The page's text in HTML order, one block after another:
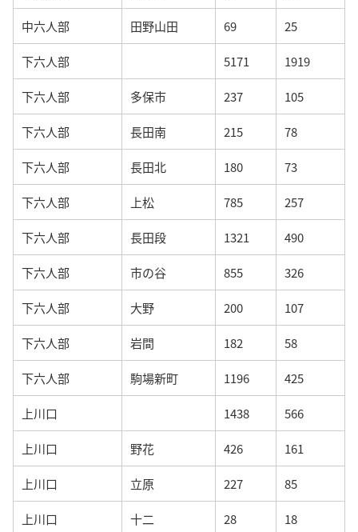
中六人部 田野山田 69 25
下六人部 5171 1919
下六人部 多保市 237 105
下六人部 長田南 215 78
下六人部 長田北 180 73
下六人部 上松 785 257
下六人部 長田段 1321 490
下六人部 市の谷 855 326
下六人部 大野 200 107
下六人部 岩間 182 58
下六人部 駒場新町 1196 425
上川口 1438 566
上川口 野花 426 161
上川口 立原 227 85
上川口 十二 28 18